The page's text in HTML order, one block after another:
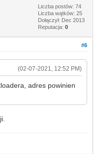
Liczba postów: 74
Liczba wątków: 25
Dołączył: Dec 2013
Reputacja: 0
#6
(02-07-2021, 12:52 PM)
adres powinien